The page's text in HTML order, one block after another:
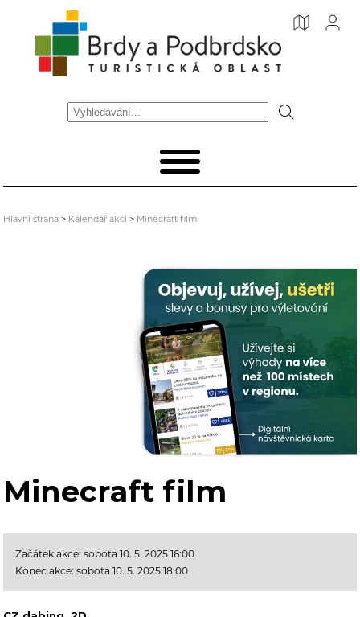
Hlavní strana > Kalendář akcí > Minecraft film
Minecraft film
Začátek akce: sobota 10. 5. 2025 16:00
Konec akce: sobota 10. 5. 2025 18:00